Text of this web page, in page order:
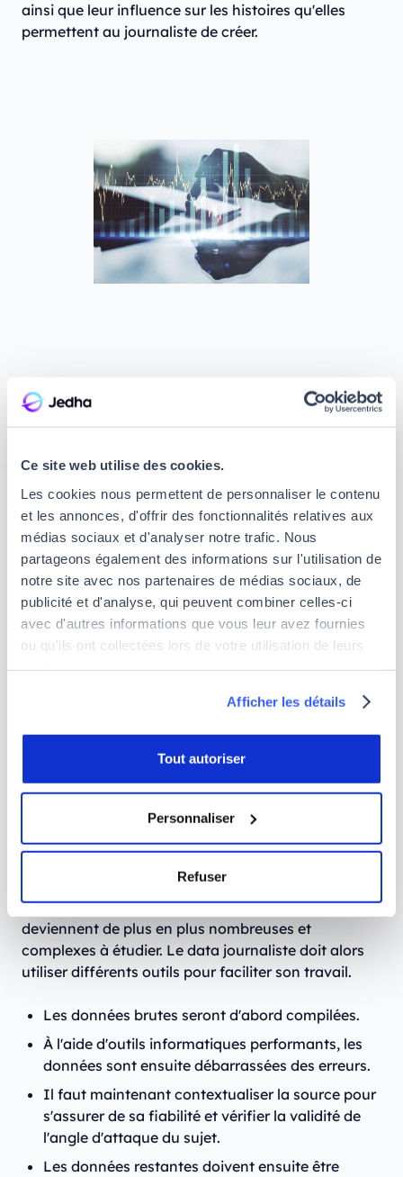
Ce site web utilise des cookies.
Les cookies nous permettent de personnaliser le contenu
et les annonces, d'offrir des fonctionnalités relatives aux
médias sociaux et d'analyser notre trafic. Nous
partageons également des informations sur l'utilisation de
notre site avec nos partenaires de médias sociaux, de
publicité et d'analyse, qui peuvent combiner celles-ci
avec d'autres informations que vous leur avez fournies
ou qu'ils ont collectées lors de votre utilisation de leurs
Afficher les détails
Tout autoriser
Personnaliser
Refuser
ainsi que leur influence sur les histoires qu'elles
permettent au journaliste de créer.
Méthode de travail du data
Le data journaliste réalise son travail en 3 étapes :
la collecte des données, le traitement et la
publication des résultats.
Collecte des données
La principale tâche du data journaliste consiste à
rechercher les données. Même si cette étape peut se
montrer longue et fastidieuse, elle est indispensable
pour la suite du travail. L'utilisation d'internet
permet de simplifier les choses avec les
informations qui peuvent être recueillies auprès de
sources officielles, mais aussi à partir de la
contribution des internautes via leur blog ou des
discussions en ligne.
Traitement des données
L'ensemble des données collectées doit être traité
et analysé. Avec le Big Data, les données
deviennent de plus en plus nombreuses et
complexes à étudier. Le data journaliste doit alors
utiliser différents outils pour faciliter son travail.
Les données brutes seront d'abord compilées.
À l'aide d'outils informatiques performants, les
données sont ensuite débarrassées des erreurs.
Il faut maintenant contextualiser la source pour
s'assurer de sa fiabilité et vérifier la validité de
l'angle d'attaque du sujet.
Les données restantes doivent ensuite être